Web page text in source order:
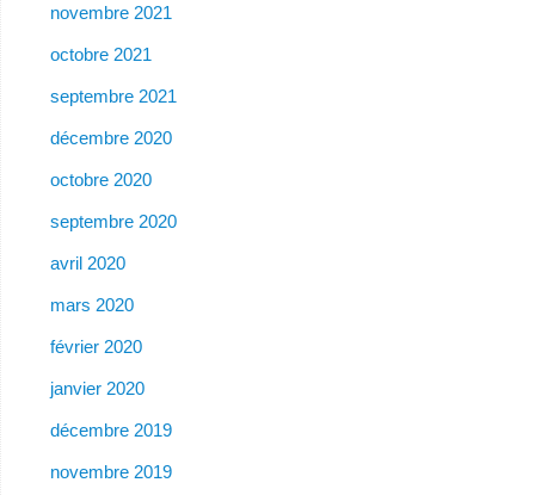
novembre 2021
octobre 2021
septembre 2021
décembre 2020
octobre 2020
septembre 2020
avril 2020
mars 2020
février 2020
janvier 2020
décembre 2019
novembre 2019